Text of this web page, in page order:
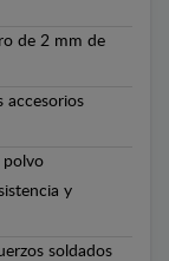
de 2 mm de
accesorios
polvo
y
soldados